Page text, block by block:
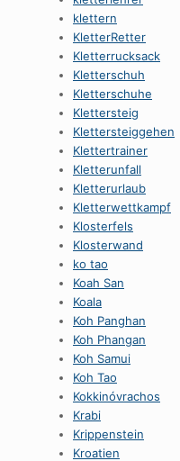
klettern
KletterRetter
Kletterrucksack
Kletterschuh
Kletterschuhe
Klettersteig
Klettersteiggehen
Klettertrainer
Kletterunfall
Kletterurlaub
Kletterwettkampf
Klosterfels
Klosterwand
ko tao
Koah San
Koala
Koh Panghan
Koh Phangan
Koh Samui
Koh Tao
Kokkinóvrachos
Krabi
Krippenstein
Kroatien